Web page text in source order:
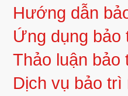
Hướng dẫn
Ứng dụng bảo
Thảo luận bảo
Dịch vụ bảo